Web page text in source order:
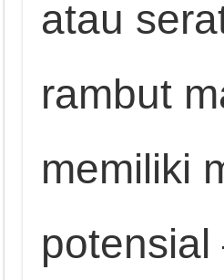
atau
rambut
memiliki